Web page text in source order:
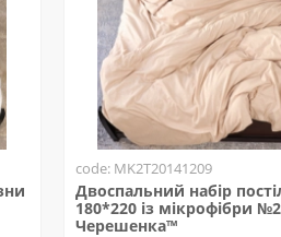
code: MK2T20141209
Двоспальний набір
180*220 із мікрофібри
Черешенка™